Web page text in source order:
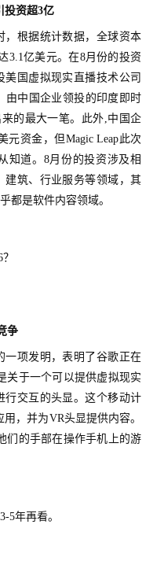
投资超3亿
，根据统计数据，全球资本
3.1亿美元。在8月份的投资
国虚拟现实直播技术公司
由中国企业领投的印度即时
的最大一笔。此外,中国企
元资金，但Magic Leap此次
知道。8月份的投资涉及相
建筑、行业服务等领域，其
都是软件内容领域。
争
一项发明，表明了谷歌正在
关于一个可以提供虚拟现实
行交互的头显。这个移动计
，并为VR头显提供内容。
们的手部在操作手机上的游
5年再看。